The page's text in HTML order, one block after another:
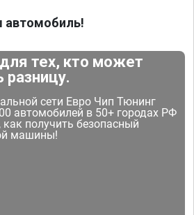
автомобиль!
тех, кто может
разницу.
сети Евро Чип Тюнинг
автомобилей в 50+ городах РФ
получить безопасный
машины!